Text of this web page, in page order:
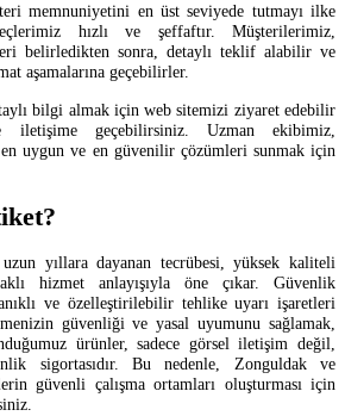
memnuniyetini en üst seviyede tutmayı ilke
hızlı ve şeffaftır. Müşterilerimiz,
belirledikten sonra, detaylı teklif alabilir ve
aşamalarına geçebilirler.
bilgi almak için web sitemizi ziyaret edebilir
iletişime geçebilirsiniz. Uzman ekibimiz,
en uygun ve en güvenilir çözümleri sunmak için
yıllara dayanan tecrübesi, yüksek kaliteli
hizmet anlayışıyla öne çıkar. Güvenlik
ve özelleştirilebilir tehlike uyarı işaretleri
güvenliği ve yasal uyumunu sağlamak,
ürünler, sadece görsel iletişim değil,
sigortasıdır. Bu nedenle, Zonguldak ve
güvenli çalışma ortamları oluşturması için